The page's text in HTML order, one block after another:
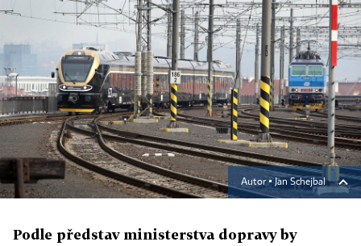
Autor ▪ Jan Schejbal
Podle představ ministerstva dopravy by